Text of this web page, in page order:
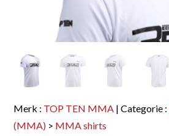
Merk : TOP TEN MMA | Categorie :
(MMA) > MMA shirts